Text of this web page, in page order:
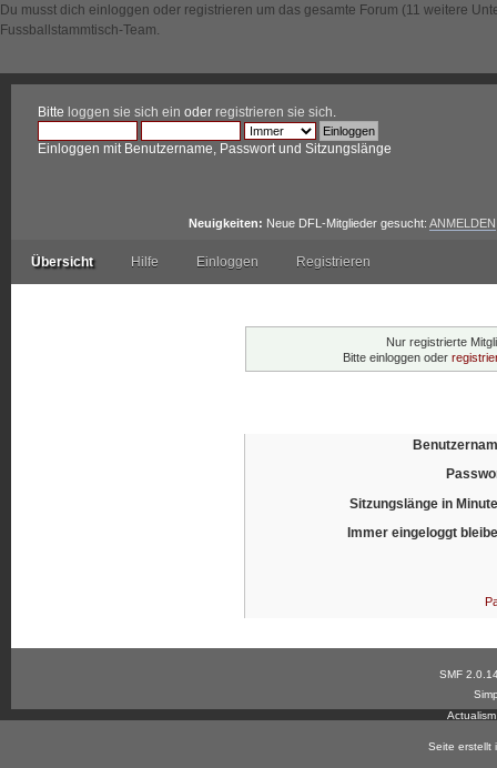
Du musst dich einloggen oder registrieren um das gesamte Forum (11 weitere
Fussballstammtisch-Team.
Bitte loggen sie sich ein oder registrieren sie sich
Einloggen mit Benutzername, Passwort und Sitzungslänge
Neuigkeiten: Neue DFL-Mitglieder gesucht: ANMELDEN
Übersicht Hilfe Einloggen Registrieren
Nur registrierte
Bitte einloggen oder
Sitzungslänge in
Immer eingeloggt
SMF
Seite erstellt